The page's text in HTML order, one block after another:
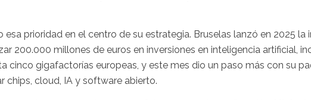
esa prioridad en el centro de su estrategia. Bruselas lanzó en 2025 la
200.000 millones de euros en inversiones en inteligencia artificial,
cinco gigafactorías europeas, y este mes dio un paso más con su
chips, cloud, IA y software abierto.